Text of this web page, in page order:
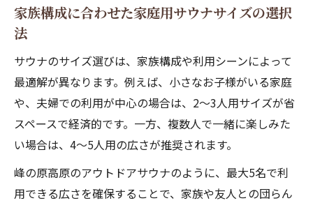
家族構成に合わせた家庭用サウナサイズの選択
法
サウナのサイズ選びは、家族構成や利用シーンによって
最適解が異なります。例えば、小さなお子様がいる家庭
や、夫婦での利用が中心の場合は、2〜3人用サイズが省
スペースで経済的です。一方、複数人で一緒に楽しみた
い場合は、4〜5人用の広さが推奨されます。
峰の原高原のアウトドアサウナのように、最大5名で利
用できる広さを確保することで、家族や友人との団らん